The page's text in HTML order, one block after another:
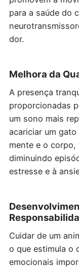
para a saúde do
dor.
Melhora da
A presença
proporcionadas
um sono mais
acariciar um
mente e o
diminuindo
estresse e à
Cuidar de um
o que estimula o
emocionais